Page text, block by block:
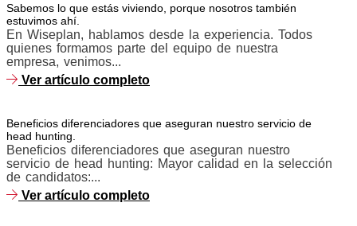
Sabemos lo que estás viviendo, porque nosotros también
estuvimos ahí.
En Wiseplan, hablamos desde la experiencia. Todos
quienes formamos parte del equipo de nuestra
empresa, venimos...
Ver artículo completo
Beneficios diferenciadores que aseguran nuestro servicio de
head hunting.
Beneficios diferenciadores que aseguran nuestro
servicio de head hunting: Mayor calidad en la selección
de candidatos:...
Ver artículo completo